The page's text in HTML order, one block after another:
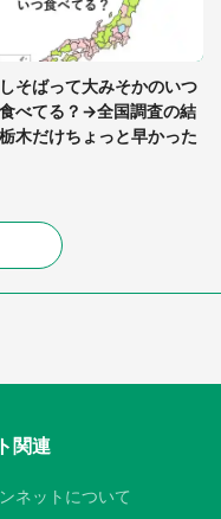
そばって大みそかのいつ
べてる？→全国調査の結
木だけちょっと早かった
関連
ネットについて